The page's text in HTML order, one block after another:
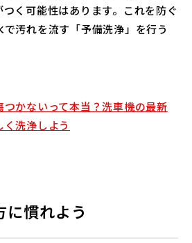
く可能性はあります。これを防ぐ
汚れを流す「予備洗浄」を行う
かないって本当？洗車機の最新
洗浄しよう
慣れよう